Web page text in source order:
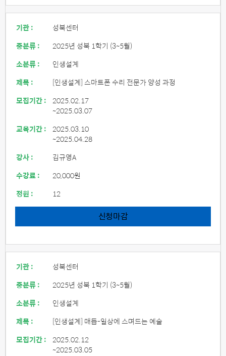
기관 :
성북센터
중분류 :
2025년 성북 1학기 (3~5월)
소분류 :
인생설계
제목 :
[인생설계] 스마트폰 수리 전문가 양성 과정
모집기간 : 2025.02.17
~2025.03.07
교육기간 : 2025.03.10
~2025.04.28
강사 :
김규영A
수강료 :
20,000원
정원 :
12
신청마감
기관 :
성북센터
중분류 :
2025년 성북 1학기 (3~5월)
소분류 :
인생설계
제목 :
[인생설계] 매듭-일상에 스며드는 예술
모집기간 : 2025.02.12
~2025.03.05